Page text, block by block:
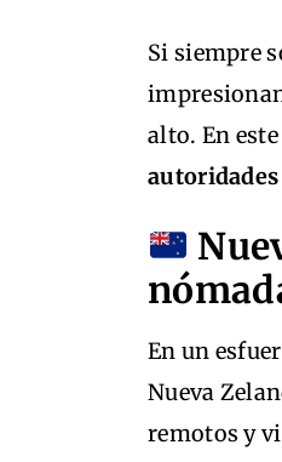
Si siempre
alto. En
En un
Nueva
remotos y